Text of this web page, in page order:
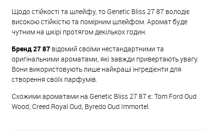
Щодо стійкості та шлейфу, то Genetic Bliss 27 87 володіє
високою стійкістю та помірним шлейфом. Аромат буде
чутним на шкірі протягом декількох годин.
Бренд 27 87 відомий своїми нестандартними та
оригінальними ароматами, які завжди привертають увагу.
Вони використовують лише найкращі інгредієнти для
створення своїх парфумів.
Схожими ароматами на Genetic Bliss 27 87 є: Tom Ford Oud
Wood, Creed Royal Oud, Byredo Oud Immortel.